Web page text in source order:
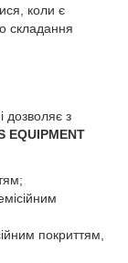
коли є
складання
дозволяє з
EQUIPMENT
покриттям,